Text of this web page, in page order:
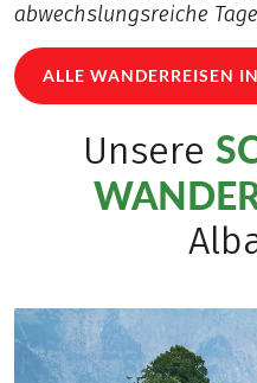
abwechslungsreiche
ALLE WANDERREISEN
Unsere